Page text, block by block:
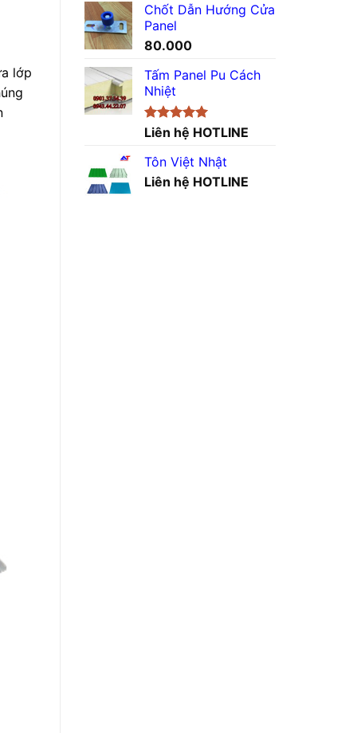
Chốt Dẫn Hướng Cửa
Panel
80.000
Tấm Panel Pu Cách
Nhiệt
Được xếp
5.00
5 sao
Liên hệ HOTLINE
Tôn Việt Nhật
Liên hệ HOTLINE
lớp